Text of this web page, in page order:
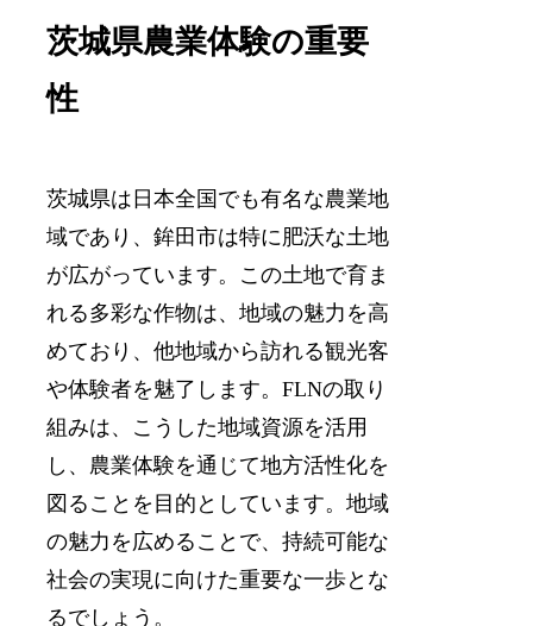
茨城県農業体験の重要
性
茨城県は日本全国でも有名な農業地
域であり、鉾田市は特に肥沃な土地
が広がっています。この土地で育ま
れる多彩な作物は、地域の魅力を高
めており、他地域から訪れる観光客
や体験者を魅了します。FLNの取り
組みは、こうした地域資源を活用
し、農業体験を通じて地方活性化を
図ることを目的としています。地域
の魅力を広めることで、持続可能な
社会の実現に向けた重要な一歩とな
るでしょう。